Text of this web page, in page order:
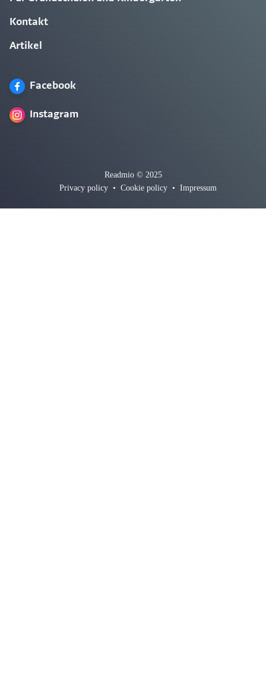
Kontakt
Artikel
Facebook
Instagram
Readmio © 2025
Privacy policy • Cookie policy • Impressum